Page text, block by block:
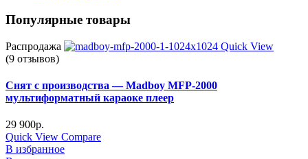
Популярные товары
Распродажа
Quick View
(9 отзывов)
Снят с производства — Madboy MFP-2000
мультиформатный караоке плеер
29 900р.
Quick View Compare
В избранное